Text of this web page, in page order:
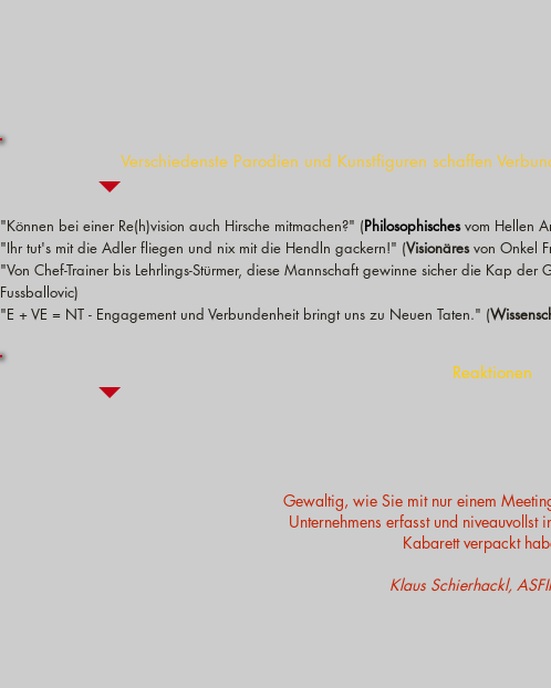
Verschiedenste Parodien und Kunstfiguren schaffen
"Können bei einer Re(h)vision auch Hirsche mitmachen?" (Philosophisches vom Hellen
"Ihr tut's mit die Adler fliegen und nix mit die Hendln gackern!" (Visionäres von Onkel
"Von Chef-Trainer bis Lehrlings-Stürmer, diese Mannschaft gewinne sicher die Kap der
Fussballovic)
"E + VE = NT - Engagement und Verbundenheit bringt uns zu Neuen Taten." (
Reaktionen
Gewaltig, wie Sie mit nur einem
Unternehmens erfasst und niveauvollst
Kabarett verpackt
Klaus Schierhackl,